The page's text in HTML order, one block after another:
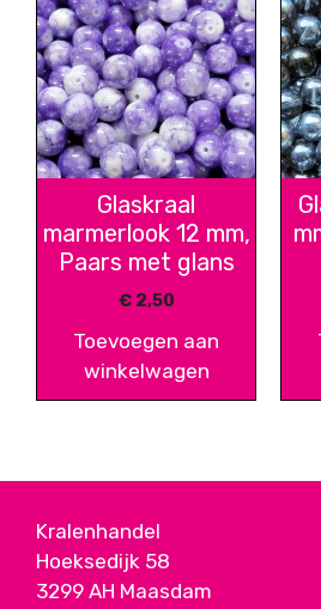
Glaskraal
marmerlook 12 mm,
Paars met glans
€2,50
Toevoegen aan
winkelwagen
Kralenhandel
Hoeksedijk 58
3299 AH Maasdam